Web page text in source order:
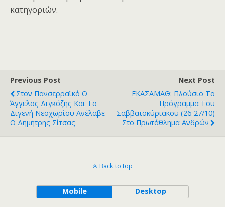
κατηγοριών.
Previous Post
Στον Πανσερραϊκό Ο
Άγγελος Διγκόζης Και Το
Διγενή Νεοχωρίου Ανέλαβε
Ο Δημήτρης Σίτσας
Next Post
ΕΚΑΣΑΜΑΘ: Πλούσιο Το
Πρόγραμμα Του
Σαββατοκύριακου (26-27/10)
Στο Πρωτάθλημα Ανδρών
Back to top
Mobile Desktop